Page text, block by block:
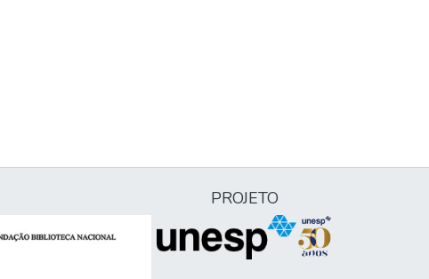
PROJETO